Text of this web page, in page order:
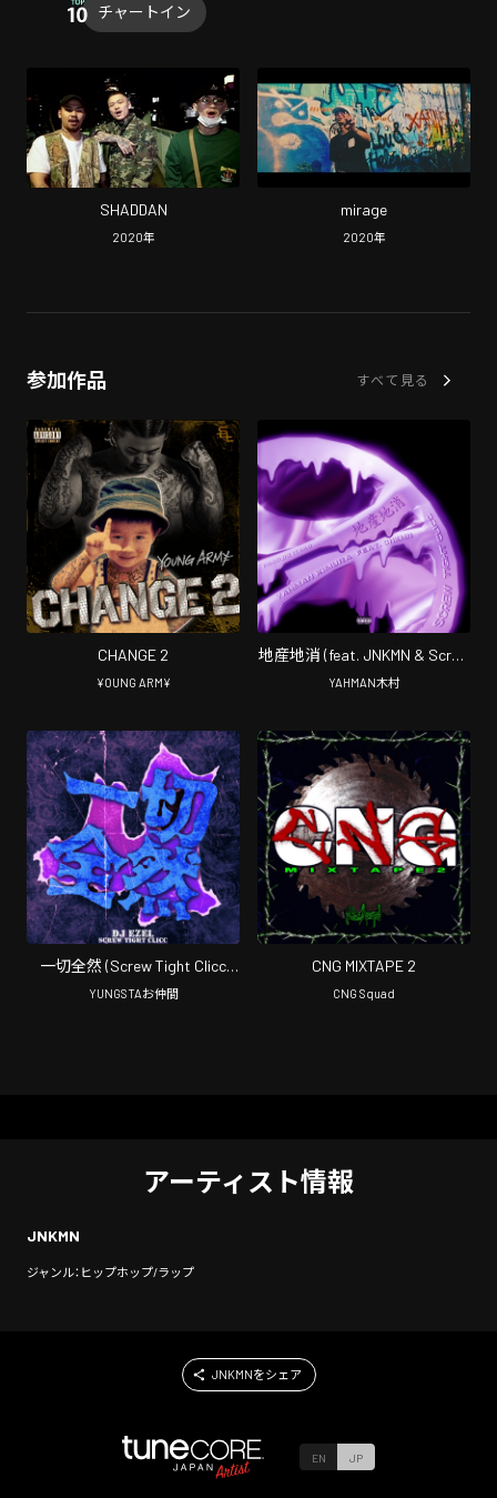
チャートイン
SHADDAN
2020年
mirage
2020年
参加作品 すべて見る
CHANGE 2
¥OUNG ARM¥
地産地消 (feat. JNKMN & Screw
Tight Clicc)
YAHMAN木村
一切全然 (Screw Tight Clicc
Ver.)
YUNGSTAお仲間
CNG MIXTAPE 2
CNG Squad
アーティスト情報
JNKMN
ジャンル：ヒップホップ/ラップ
JNKMNをシェア
EN JP